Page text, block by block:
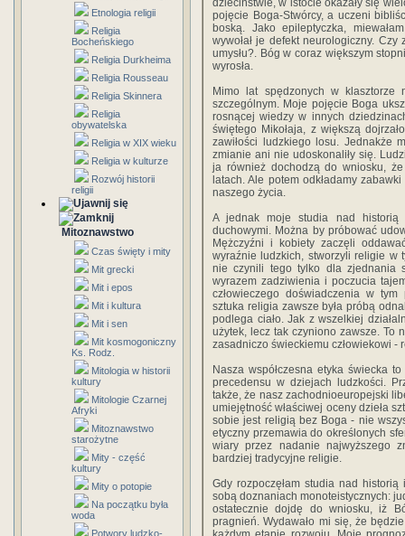
Etnologia religii
Religia
Bocheńskiego
Religia Durkheima
Religia Rousseau
Religia Skinnera
Religia
obywatelska
Religia w XIX wieku
Religia w kulturze
Rozwój historii
religii
Mitoznawstwo
Czas święty i mity
Mit grecki
Mit i epos
Mit i kultura
Mit i sen
Mit kosmogoniczny
Ks. Rodz.
Mitologia w historii
kultury
Mitologie Czarnej
Afryki
Mitoznawstwo
starożytne
Mity - część
kultury
Mity o potopie
Na początku była
woda
Potwory ludzko-
dzieciństwie, w istocie okazały się
pojęcie Boga-Stwórcy, a uczeni
boską. Jako epileptyczka,
wywołał je defekt neurologiczny.
umysłu?. Bóg w coraz większym
wyrosła.
Mimo lat spędzonych w klasztorze
szczególnym. Moje pojęcie Boga
rosnącej wiedzy w innych
świętego Mikołaja, z większą
zawiłości ludzkiego losu. Jednakże
zmianie ani nie udoskonaliły się.
ja również dochodzą do wniosku, że
latach. Ale potem odkładamy
naszego życia.
A jednak moje studia nad historią
duchowymi. Można by próbować
Mężczyźni i kobiety zaczęli
wyraźnie ludzkich, stworzyli religie w
nie czynili tego tylko dla zjednania
wyrazem zadziwienia i poczucia
człowieczego doświadczenia w
sztuka religia zawsze była próbą
podlega ciało. Jak z wszelkiej
użytek, lecz tak czyniono zawsze. To
zasadniczo świeckiemu człowiekowi
Nasza współczesna etyka świecka
precedensu w dziejach ludzkości.
także, że nasz zachodnioeuropejski
umiejętność właściwej oceny dzieła
sobie jest religią bez Boga - nie
etyczny przemawia do określonych
wiary przez nadanie najwyższego
bardziej tradycyjne religie.
Gdy rozpoczęłam studia nad
sobą doznaniach monoteistycznych:
ostatecznie dojdę do wniosku, iż
pragnień. Wydawało mi się, że